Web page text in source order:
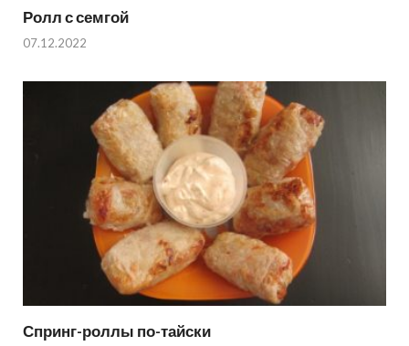
Ролл с семгой
07.12.2022
Спринг-роллы по-тайски